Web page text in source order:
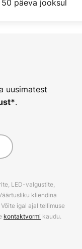
päeva jooksul
uusimatest
.
LED-valgustite,
kliendina
igal ajal tellimuse
kontaktvormi kaudu.